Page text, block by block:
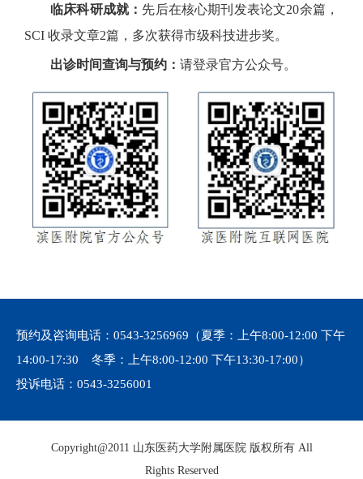
临床科研成就： 先后在核心期刊发表论文20余篇，
SCI 收录文章2篇，多次获得市级科技进步奖。
出诊时间查询与预约： 请登录官方公众号。
预约及咨询电话： 0543-3256969 （夏季：上午8:00-12:00 下午
14:00-17:30 冬季：上午8:00-12:00 下午13:30-17:00）
投诉电话： 0543-3256001
Copyright@2011 山东医药大学附属医院 版权所有 All
Rights Reserved